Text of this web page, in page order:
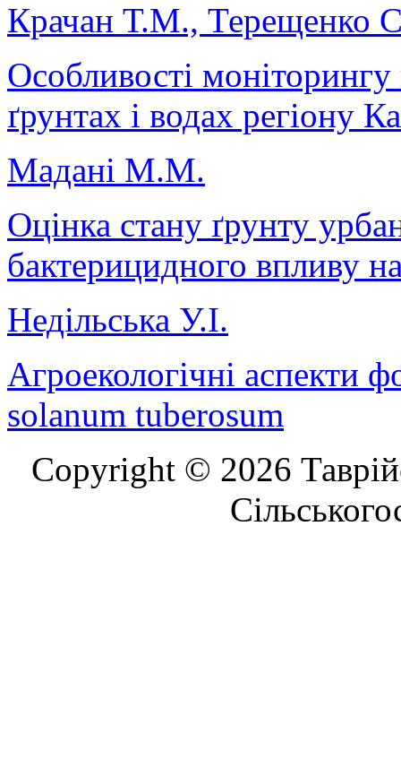
Крачан Т.М., Терещенко
Особливості
ґрунтах і водах регіону
Mадані М.М.
Оцінка стану ґрунту
бактерицидного впливу
Недільська У.І.
Агроекологічні аспекти
solanum tuberosum
Copyright © 2026